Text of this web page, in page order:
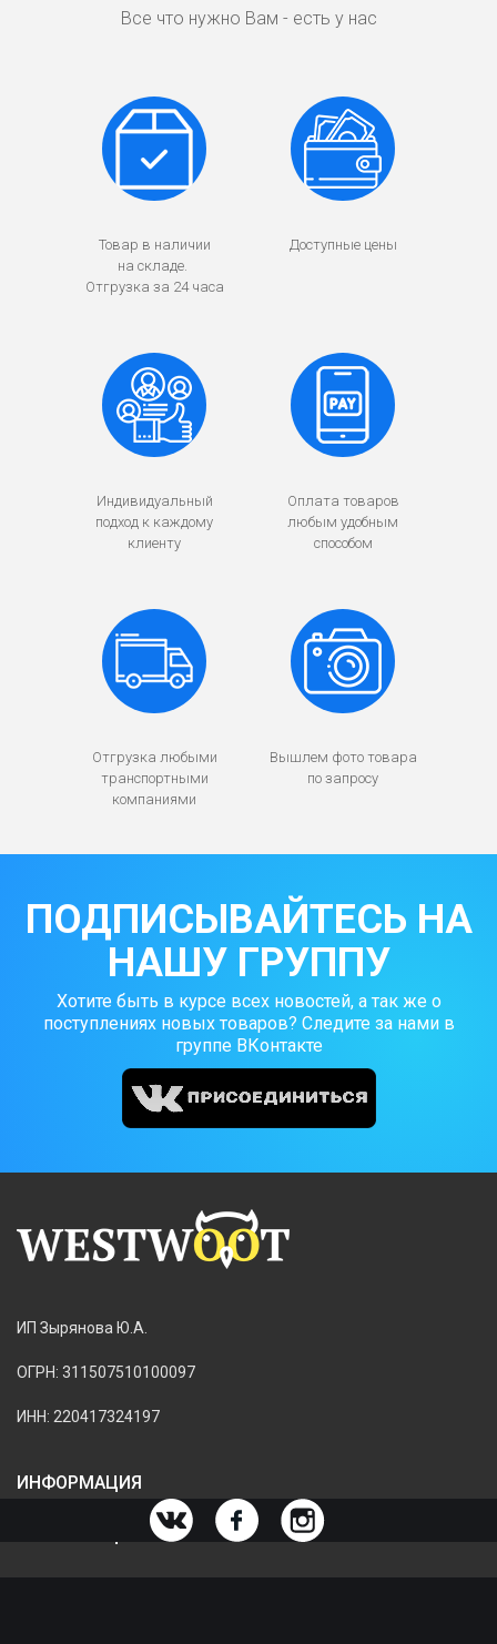
Все что нужно Вам - есть у нас
Товар в наличии
на складе.
Отгрузка за 24 часа
Доступные цены
Индивидуальный
подход к каждому
клиенту
Оплата товаров
любым удобным
способом
Отгрузка любыми
транспортными
компаниями
Вышлем фото товара
по запросу
ПОДПИСЫВАЙТЕСЬ НА
НАШУ ГРУППУ
Хотите быть в курсе всех новостей, а так же о
поступлениях новых товаров? Следите за нами в
группе ВКонтакте
ИП Зырянова Ю.А.
ОГРН: 311507510100097
ИНН: 220417324197
ИНФОРМАЦИЯ
ИНФОРМАЦИЯ О МАГАЗИНЕ